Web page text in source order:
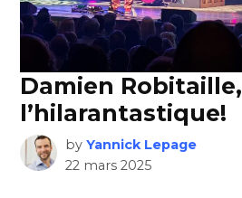
Damien Robitaille,
l’hilarantastique!
by Yannick Lepage
22 mars 2025